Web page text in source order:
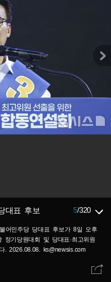
대표 후보 5/320
어민주당 당대표 후보가 8일 오후
기당원대회 및 당대표·최고위원
. 2026.08.08. ks@newsis.com